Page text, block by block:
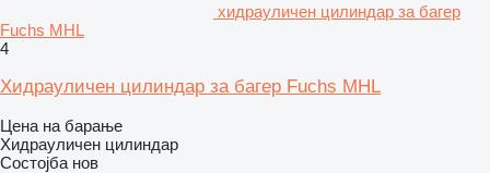
хидрауличен цилиндар за багер
Fuchs MHL
4
Хидрауличен цилиндар за багер Fuchs MHL
Цена на барање
Хидрауличен цилиндар
Состојба нов